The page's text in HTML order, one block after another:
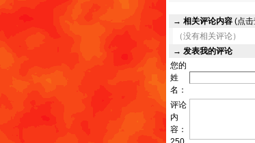
→ 相关评论内容 (点
（没有相关评论）
→ 发表我的评论
您的
姓
名：
评论
内
容：